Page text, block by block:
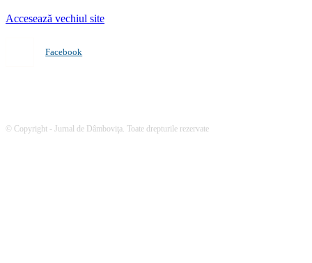
Accesează vechiul site
Facebook
© Copyright - Jurnal de Dâmboviţa. Toate drepturile rezervate